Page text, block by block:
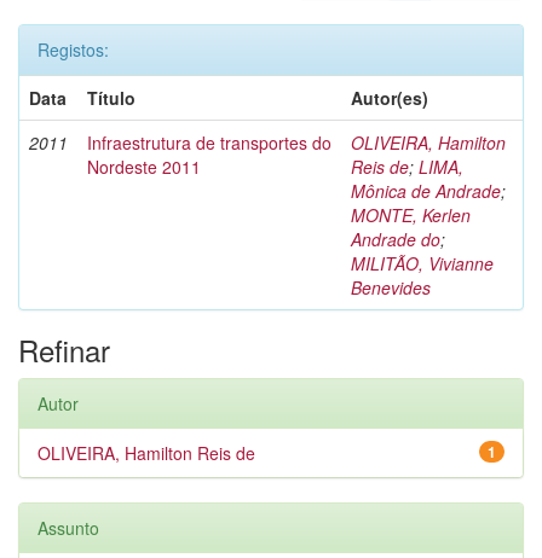
Registos:
Data
Título
Autor(es)
2011
Infraestrutura de transportes do
Nordeste 2011
OLIVEIRA, Hamilton
Reis de; LIMA,
Mônica de Andrade;
MONTE, Kerlen
Andrade do;
MILITÃO, Vivianne
Benevides
Refinar
Autor
1
OLIVEIRA, Hamilton Reis de
Assunto